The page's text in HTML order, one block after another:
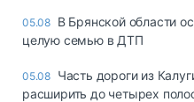
05.08 В Брянской области
целую семью в ДТП
05.08 Часть дороги из
расширить до четырех